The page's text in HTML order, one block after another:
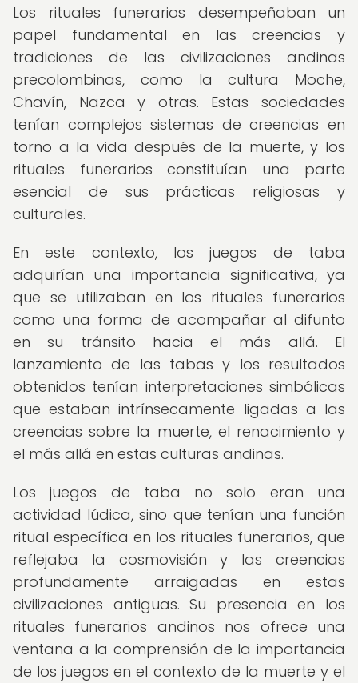
Los rituales funerarios desempeñaban un
papel fundamental en las creencias y
tradiciones de las civilizaciones andinas
precolombinas, como la cultura Moche,
Chavín, Nazca y otras. Estas sociedades
tenían complejos sistemas de creencias en
torno a la vida después de la muerte, y los
rituales funerarios constituían una parte
esencial de sus prácticas religiosas y
culturales.
En este contexto, los juegos de taba
adquirían una importancia significativa, ya
que se utilizaban en los rituales funerarios
como una forma de acompañar al difunto
en su tránsito hacia el más allá. El
lanzamiento de las tabas y los resultados
obtenidos tenían interpretaciones simbólicas
que estaban intrínsecamente ligadas a las
creencias sobre la muerte, el renacimiento y
el más allá en estas culturas andinas.
Los juegos de taba no solo eran una
actividad lúdica, sino que tenían una función
ritual específica en los rituales funerarios, que
reflejaba la cosmovisión y las creencias
profundamente arraigadas en estas
civilizaciones antiguas. Su presencia en los
rituales funerarios andinos nos ofrece una
ventana a la comprensión de la importancia
de los juegos en el contexto de la muerte y el